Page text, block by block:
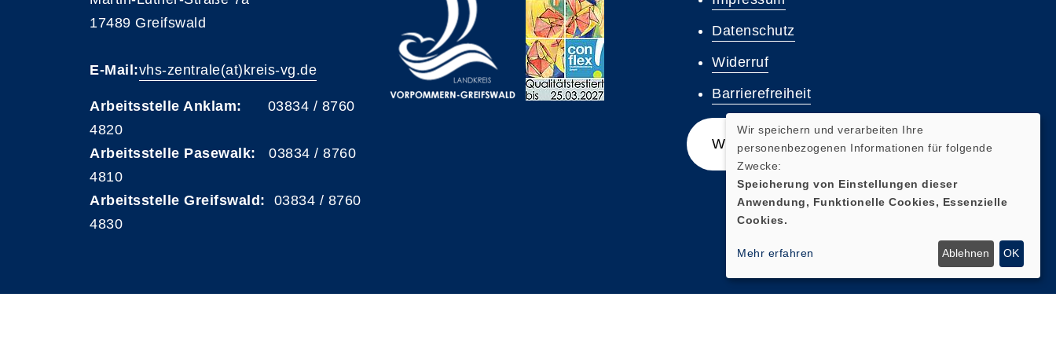
17489 Greifswald
E-Mail:vhs-zentrale(at)kreis-vg.de
Arbeitsstelle Anklam: 03834 / 8760
4820
Arbeitsstelle Pasewalk: 03834 / 8760
4810
Arbeitsstelle Greifswald: 03834 / 8760
4830
Datenschutz
Widerruf
Barrierefreiheit
Widerrufsformular
Wir speichern und verarbeiten Ihre
personenbezogenen Informationen für folgende
Zwecke:
Speicherung von Einstellungen dieser
Anwendung, Funktionelle Cookies, Essenzielle
Cookies.
Mehr erfahren Ablehnen OK